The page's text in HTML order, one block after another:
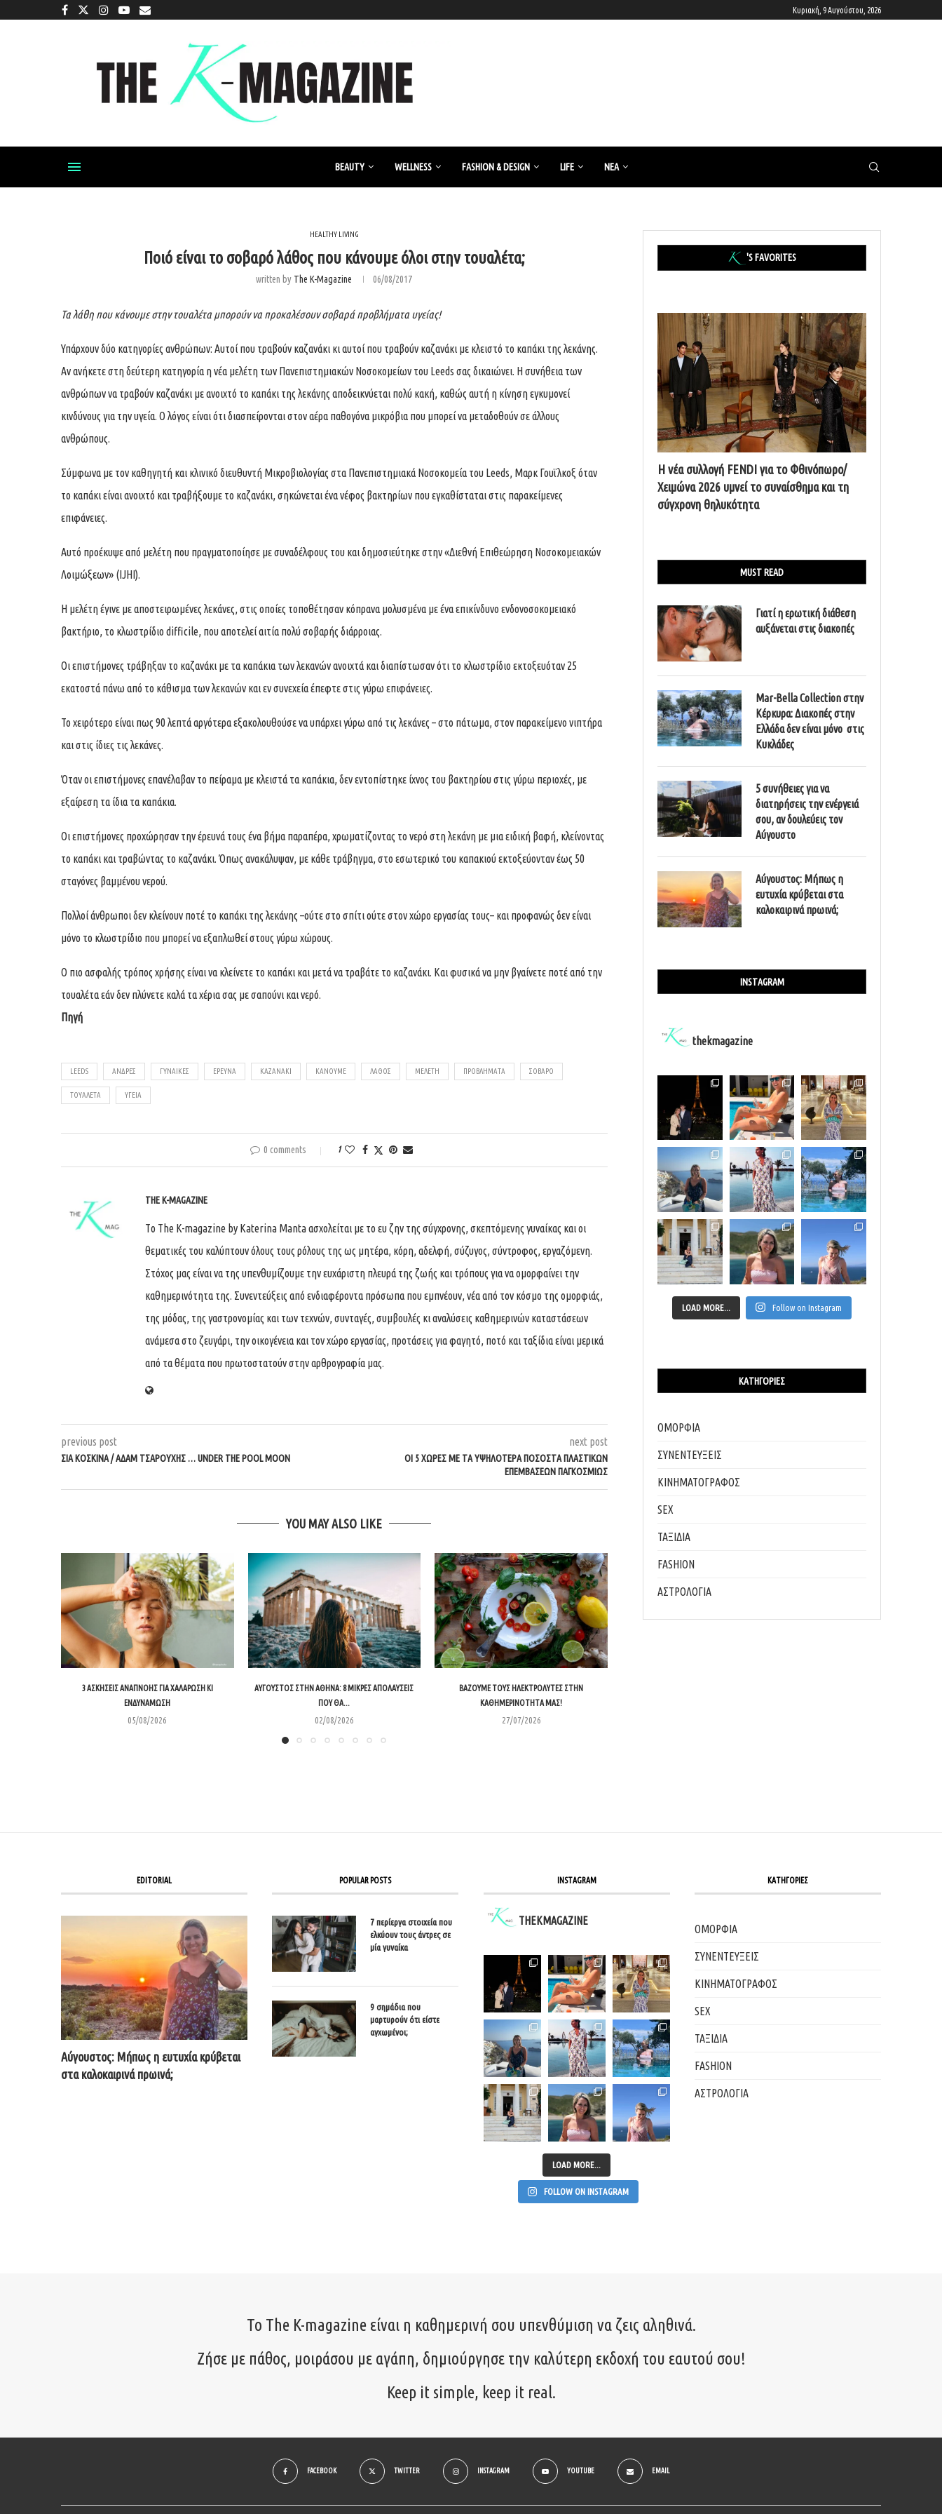
Κυριακή, 9 Αυγούστου, 2026
BEAUTY WELLNESS FASHION & DESIGN LIFE ΝΈΑ
HEALTHY LIVING
Ποιό είναι το σοβαρό λάθος που κάνουμε όλοι στην τουαλέτα;
written by The K-Magazine 06/08/2017
Τα λάθη που κάνουμε στην τουαλέτα μπορούν να προκαλέσουν σοβαρά προβλήματα υγείας!
Υπάρχουν δύο κατηγορίες ανθρώπων: Αυτοί που τραβούν καζανάκι κι αυτοί που τραβούν καζανάκι με κλειστό το καπάκι της λεκάνης.
Αν ανήκετε στη δεύτερη κατηγορία η νέα μελέτη των Πανεπιστημιακών Νοσοκομείων του Leeds σας δικαιώνει. Η συνήθεια των
ανθρώπων να τραβούν καζανάκι με ανοιχτό το καπάκι της λεκάνης αποδεικνύεται πολύ κακή, καθώς αυτή η κίνηση εγκυμονεί
κινδύνους για την υγεία. Ο λόγος είναι ότι διασπείρονται στον αέρα παθογόνα μικρόβια που μπορεί να μεταδοθούν σε άλλους
ανθρώπους.
Σύμφωνα με τον καθηγητή και κλινικό διευθυντή Μικροβιολογίας στα Πανεπιστημιακά Νοσοκομεία του Leeds, Μαρκ Γουϊλκοξ όταν
το καπάκι είναι ανοιχτό και τραβήξουμε το καζανάκι, σηκώνεται ένα νέφος βακτηρίων που εγκαθίσταται στις παρακείμενες
επιφάνειες.
Αυτό προέκυψε από μελέτη που πραγματοποίησε με συναδέλφους του και δημοσιεύτηκε στην «Διεθνή Επιθεώρηση Νοσοκομειακών
Λοιμώξεων» (IJHI).
Η μελέτη έγινε με αποστειρωμένες λεκάνες, στις οποίες τοποθέτησαν κόπρανα μολυσμένα με ένα επικίνδυνο ενδονοσοκομειακό
βακτήριο, το κλωστρίδιο difficile, που αποτελεί αιτία πολύ σοβαρής διάρροιας.
Οι επιστήμονες τράβηξαν το καζανάκι με τα καπάκια των λεκανών ανοιχτά και διαπίστωσαν ότι το κλωστρίδιο εκτοξευόταν 25
εκατοστά πάνω από το κάθισμα των λεκανών και εν συνεχεία έπεφτε στις γύρω επιφάνειες.
Το χειρότερο είναι πως 90 λεπτά αργότερα εξακολουθούσε να υπάρχει γύρω από τις λεκάνες – στο πάτωμα, στον παρακείμενο νιπτήρα
και στις ίδιες τις λεκάνες.
Όταν οι επιστήμονες επανέλαβαν το πείραμα με κλειστά τα καπάκια, δεν εντοπίστηκε ίχνος του βακτηρίου στις γύρω περιοχές, με
εξαίρεση τα ίδια τα καπάκια.
Οι επιστήμονες προχώρησαν την έρευνά τους ένα βήμα παραπέρα, χρωματίζοντας το νερό στη λεκάνη με μια ειδική βαφή, κλείνοντας
το καπάκι και τραβώντας το καζανάκι. Όπως ανακάλυψαν, με κάθε τράβηγμα, στο εσωτερικό του καπακιού εκτοξεύονταν έως 50
σταγόνες βαμμένου νερού.
Πολλοί άνθρωποι δεν κλείνουν ποτέ το καπάκι της λεκάνης –ούτε στο σπίτι ούτε στον χώρο εργασίας τους– και προφανώς δεν είναι
μόνο το κλωστρίδιο που μπορεί να εξαπλωθεί στους γύρω χώρους.
Ο πιο ασφαλής τρόπος χρήσης είναι να κλείνετε το καπάκι και μετά να τραβάτε το καζανάκι. Και φυσικά να μην βγαίνετε ποτέ από την
τουαλέτα εάν δεν πλύνετε καλά τα χέρια σας με σαπούνι και νερό.
Πηγή
LEEDS ΆΝΔΡΕΣ ΓΥΝΑΊΚΕΣ ΈΡΕΥΝΑ ΚΑΖΑΝΆΚΙ ΚΆΝΟΥΜΕ ΛΆΘΟΣ ΜΕΛΈΤΗ ΠΡΟΒΛΉΜΑΤΑ ΣΟΒΑΡΌ
ΤΟΥΑΛΈΤΑ ΥΓΕΊΑ
0 comments 1
THE K-MAGAZINE
Tο The K-magazine by Katerina Manta ασχολείται με το ευ ζην της σύγχρονης, σκεπτόμενης γυναίκας και οι
θεματικές του καλύπτουν όλους τους ρόλους της ως μητέρα, κόρη, αδελφή, σύζυγος, σύντροφος, εργαζόμενη.
Στόχος μας είναι να της υπενθυμίζουμε την ευχάριστη πλευρά της ζωής και τρόπους για να ομορφαίνει την
καθημερινότητα της. Συνεντεύξεις από ενδιαφέροντα πρόσωπα που εμπνέουν, νέα από τον κόσμο της ομορφιάς,
της μόδας, της γαστρονομίας και των τεχνών, συνταγές, συμβουλές κι αναλύσεις καθημερινών καταστάσεων
ανάμεσα στο ζευγάρι, την οικογένεια και τον χώρο εργασίας, προτάσεις για φαγητό, ποτό και ταξίδια είναι μερικά
από τα θέματα που πρωτοστατούν στην αρθρογραφία μας.
previous post
ΣΊΑ ΚΟΣΚΙΝΆ / ΑΔΆΜ ΤΣΑΡΟΎΧΗΣ … UNDER THE POOL MOON
next post
ΟΙ 5 ΧΏΡΕΣ ΜΕ ΤΑ ΥΨΗΛΌΤΕΡΑ ΠΟΣΟΣΤΆ ΠΛΑΣΤΙΚΏΝ
ΕΠΕΜΒΆΣΕΩΝ ΠΑΓΚΟΣΜΊΩΣ
YOU MAY ALSO LIKE
3 ΑΣΚΉΣΕΙΣ ΑΝΑΠΝΟΉΣ ΓΙΑ ΧΑΛΆΡΩΣΗ ΚΙ
ΕΝΔΥΝΆΜΩΣΗ
05/08/2026
ΑΎΓΟΥΣΤΟΣ ΣΤΗΝ ΑΘΉΝΑ: 8 ΜΙΚΡΈΣ ΑΠΟΛΑΎΣΕΙΣ
ΠΟΥ ΘΑ...
02/08/2026
ΒΆΖΟΥΜΕ ΤΟΥΣ ΗΛΕΚΤΡΟΛΎΤΕΣ ΣΤΗΝ
ΚΑΘΗΜΕΡΙΝΌΤΗΤΑ ΜΑΣ!
27/07/2026
'S FAVORITES
Η νέα συλλογή FENDI για το Φθινόπωρο/
Χειμώνα 2026 υμνεί το συναίσθημα και τη
σύγχρονη θηλυκότητα
MUST READ
Γιατί η ερωτική διάθεση
αυξάνεται στις διακοπές
Mar-Bella Collection στην
Κέρκυρα: Διακοπές στην
Ελλάδα δεν είναι μόνο στις
Κυκλάδες
5 συνήθειες για να
διατηρήσεις την ενέργειά
σου, αν δουλεύεις τον
Αύγουστο
Αύγουστος: Μήπως η
ευτυχία κρύβεται στα
καλοκαιρινά πρωινά;
INSTAGRAM
thekmagazine
LOAD MORE... Follow on Instagram
ΚΑΤΗΓΟΡΊΕΣ
ΟΜΟΡΦΙΑ
ΣΥΝΕΝΤΕΥΞΕΙΣ
ΚΙΝΗΜΑΤΟΓΡΑΦΟΣ
SEX
ΤΑΞΙΔΙΑ
FASHION
ΑΣΤΡΟΛΟΓΙΑ
EDITORIAL
Αύγουστος: Μήπως η ευτυχία κρύβεται
στα καλοκαιρινά πρωινά;
POPULAR POSTS
7 περίεργα στοιχεία που
ελκύουν τους άντρες σε
μία γυναίκα
9 σημάδια που
μαρτυρούν ότι είστε
αγχωμένοι;
INSTAGRAM
THEKMAGAZINE
LOAD MORE...
FOLLOW ON INSTAGRAM
ΚΑΤΗΓΟΡΙΕΣ
ΟΜΟΡΦΙΑ
ΣΥΝΕΝΤΕΥΞΕΙΣ
ΚΙΝΗΜΑΤΟΓΡΑΦΟΣ
SEX
ΤΑΞΙΔΙΑ
FASHION
ΑΣΤΡΟΛΟΓΙΑ
Το The K-magazine είναι η καθημερινή σου υπενθύμιση να ζεις αληθινά.
Ζήσε με πάθος, μοιράσου με αγάπη, δημιούργησε την καλύτερη εκδοχή του εαυτού σου!
Keep it simple, keep it real.
FACEBOOK TWITTER INSTAGRAM YOUTUBE EMAIL